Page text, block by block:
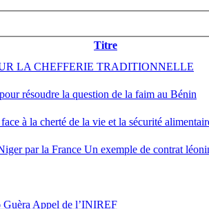
Titre
LA CHEFFERIE TRADITIONNELLE
résoudre la question de la faim au Bénin
à la cherté de la vie et la sécurité
par la France Un exemple de contrat
Appel de l’INIREF